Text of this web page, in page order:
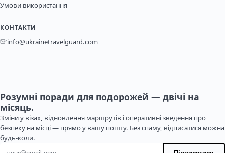
Умови використання
КОНТАКТИ
info@ukrainetravelguard.com
Розумні поради для подорожей — двічі на
місяць.
Зміни у візах, відновлення маршрутів і оперативні зведення про
безпеку на місці — прямо у вашу пошту. Без спаму, відписатися можна
будь-коли.
Адреса електронної пошти